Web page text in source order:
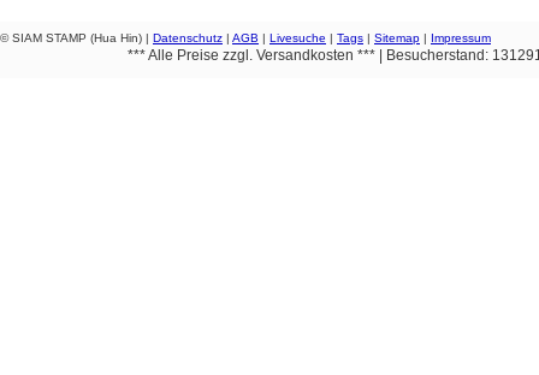
© SIAM STAMP (Hua Hin) | Datenschutz | AGB | Livesuche | Tags | Sitemap | Impressum
*** Alle Preise zzgl. Versandkosten *** | Besucherstand: